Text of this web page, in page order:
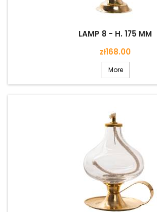
LAMP 8 - H. 175 MM
Price
zł168.00
More